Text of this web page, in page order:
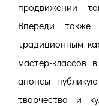
продвижении
Впереди
традиционным
мастер-классов
анонсы
творчества и